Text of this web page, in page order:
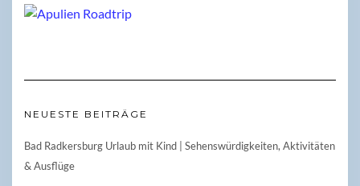
NEUESTE BEITRÄGE
Bad Radkersburg Urlaub mit Kind | Sehenswürdigkeiten, Aktivitäten
& Ausflüge